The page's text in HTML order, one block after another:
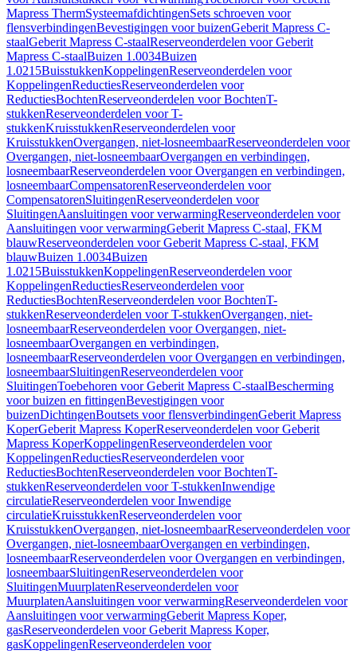
Mapress ThermSysteemafdichtingenSets schroeven voor
flensverbindingenBevestigingen voor buizenGeberit Mapress C-
staalGeberit Mapress C-staalReserveonderdelen voor Geberit
Mapress C-staalBuizen 1.0034Buizen
1.0215BuisstukkenKoppelingenReserveonderdelen voor
KoppelingenReductiesReserveonderdelen voor
ReductiesBochtenReserveonderdelen voor BochtenT-
stukkenReserveonderdelen voor T-
stukkenKruisstukkenReserveonderdelen voor
KruisstukkenOvergangen, niet-losneembaarReserveonderdelen voor
Overgangen, niet-losneembaarOvergangen en verbindingen,
losneembaarReserveonderdelen voor Overgangen en verbindingen,
losneembaarCompensatorenReserveonderdelen voor
CompensatorenSluitingenReserveonderdelen voor
SluitingenAansluitingen voor verwarmingReserveonderdelen voor
Aansluitingen voor verwarmingGeberit Mapress C-staal, FKM
blauwReserveonderdelen voor Geberit Mapress C-staal, FKM
blauwBuizen 1.0034Buizen
1.0215BuisstukkenKoppelingenReserveonderdelen voor
KoppelingenReductiesReserveonderdelen voor
ReductiesBochtenReserveonderdelen voor BochtenT-
stukkenReserveonderdelen voor T-stukkenOvergangen, niet-
losneembaarReserveonderdelen voor Overgangen, niet-
losneembaarOvergangen en verbindingen,
losneembaarReserveonderdelen voor Overgangen en verbindingen,
losneembaarSluitingenReserveonderdelen voor
SluitingenToebehoren voor Geberit Mapress C-staalBescherming
voor buizen en fittingenBevestigingen voor
buizenDichtingenBoutsets voor flensverbindingenGeberit Mapress
KoperGeberit Mapress KoperReserveonderdelen voor Geberit
Mapress KoperKoppelingenReserveonderdelen voor
KoppelingenReductiesReserveonderdelen voor
ReductiesBochtenReserveonderdelen voor BochtenT-
stukkenReserveonderdelen voor T-stukkenInwendige
circulatieReserveonderdelen voor Inwendige
circulatieKruisstukkenReserveonderdelen voor
KruisstukkenOvergangen, niet-losneembaarReserveonderdelen voor
Overgangen, niet-losneembaarOvergangen en verbindingen,
losneembaarReserveonderdelen voor Overgangen en verbindingen,
losneembaarSluitingenReserveonderdelen voor
SluitingenMuurplatenReserveonderdelen voor
MuurplatenAansluitingen voor verwarmingReserveonderdelen voor
Aansluitingen voor verwarmingGeberit Mapress Koper,
gasReserveonderdelen voor Geberit Mapress Koper,
gasKoppelingenReserveonderdelen voor